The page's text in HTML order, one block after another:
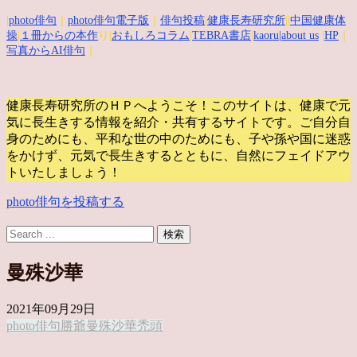
photo俳句 photo俳句電子版 俳句投稿 健康長寿研究所 中国健康体
操 １冊からの本作 り| おもしろコラム TEBRA書店 kaoru |about us HP
写真からAI俳句
健康長寿研究所のＨＰへようこそ！このサイトは、健康で元
気に長生きする情報を紹介・共有するサイトです。
ご自分自
身のためにも、平和な世の中のためにも、子や孫や国に迷惑
をかけず、元気で長生きするとともに、自然にフェイドアウ
トいたしましょう！
photo俳句を投稿する
曼殊沙華
2021年09月29日
photo俳句 勝爺曼殊沙華禿頭